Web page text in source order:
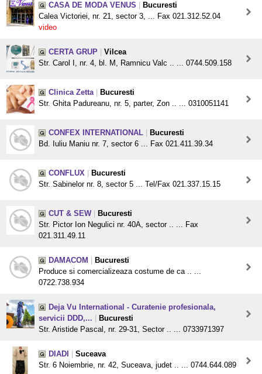
CASA DE MODA VENUS
Bucuresti
Calea Victoriei, nr. 21, sector 3, ... Fax 021.312.52.04
video
CERTA GRUP
Vilcea
Str. Carol I, nr. 4, bl. M, Ramnicu Valc .. ... 0744.509.158
Clinica Zetta
Bucuresti
Str. Ghita Padureanu, nr. 5, parter, Zon .. ... 0310051141
CONFEX INTERNATIONAL
Bucuresti
Bd. Iuliu Maniu nr. 7, sector 6 ... Fax 021.411.39.34
CONFLUX
Bucuresti
Str. Sabinelor nr. 8, sector 5 ... Tel/Fax 021.337.15.15
CUT & SEW
Bucuresti
Str. Pictor Ion Negulici nr. 40A, sector .. ... Fax
021.311.49.11
DAMACOM
Bucuresti
Produce si comercializeaza costume de ca .. ...
0722.738.934
Deja Vu International - Curatenie profesionala,
servicii DDD,...
Bucuresti
Str. Aristide Pascal, nr. 29-31, Sector .. ... 0733971397
DIADI
Suceava
Str. 6 Noiembrie, nr. 42, Suceava, judet .. ... 0744.644.089